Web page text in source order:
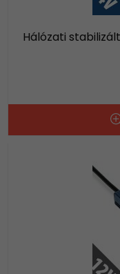
Hálózati